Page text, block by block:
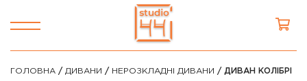
ГОЛОВНА / ДИВАНИ / НЕРОЗКЛАДНІ ДИВАНИ / ДИВАН КОЛІБРІ